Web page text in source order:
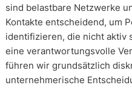
sind belastbare Netzwerke
Kontakte entscheidend, um
identifizieren, die nicht aktiv
eine verantwortungsvolle
führen wir grundsätzlich
unternehmerische